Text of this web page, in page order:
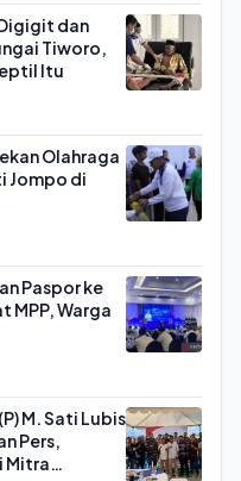
dan
Tiworo,
Itu
Olahraga
Jompo di
Paspor ke
MPP, Warga
M. Sati Lubis
Pers,
Mitra